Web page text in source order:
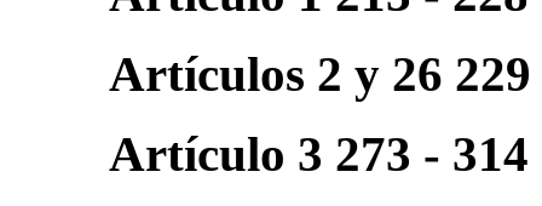
Artículos 2 y 26 229
Artículo 3 273 - 314